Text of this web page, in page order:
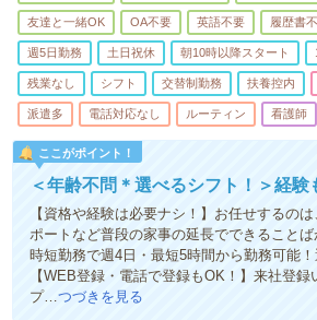
友達と一緒OK OA不要 英語不要 履歴書
週5日勤務 土日祝休 朝10時以降スタート
残業なし シフト 交替制勤務 扶養控内
派遣多 電話対応なし ルーティン 看護師
ここがポイント！
＜年齢不問＊選べるシフト！＞経
【資格や経験は必要ナシ！】お任せするの
ポートなど普段の家事の延長でできること
時短勤務で週4日・最短5時間から勤務可能
【WEB登録・電話で登録もOK！】来社登
プ…つづきを見る